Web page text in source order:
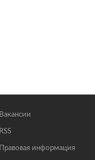
Вакансии
RSS
Правовая информация